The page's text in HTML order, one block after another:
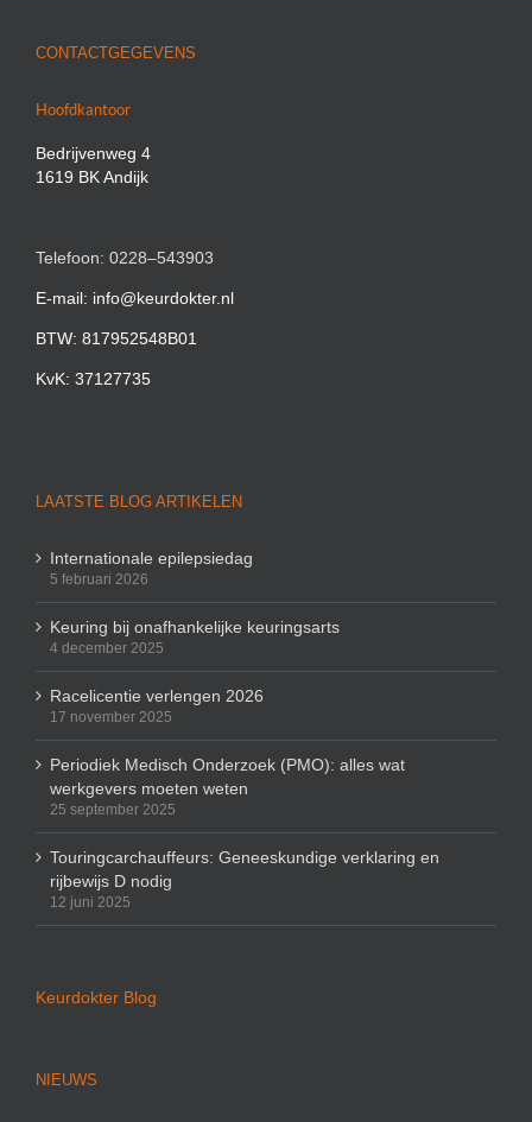
CONTACTGEGEVENS
Hoofdkantoor
Bedrijvenweg 4
1619 BK Andijk
Telefoon: 0228–543903
E-mail: info@keurdokter.nl
BTW: 817952548B01
KvK: 37127735
LAATSTE BLOG ARTIKELEN
Internationale epilepsiedag
5 februari 2026
Keuring bij onafhankelijke keuringsarts
4 december 2025
Racelicentie verlengen 2026
17 november 2025
Periodiek Medisch Onderzoek (PMO): alles wat
werkgevers moeten weten
25 september 2025
Touringcarchauffeurs: Geneeskundige verklaring en
rijbewijs D nodig
12 juni 2025
Keurdokter Blog
NIEUWS